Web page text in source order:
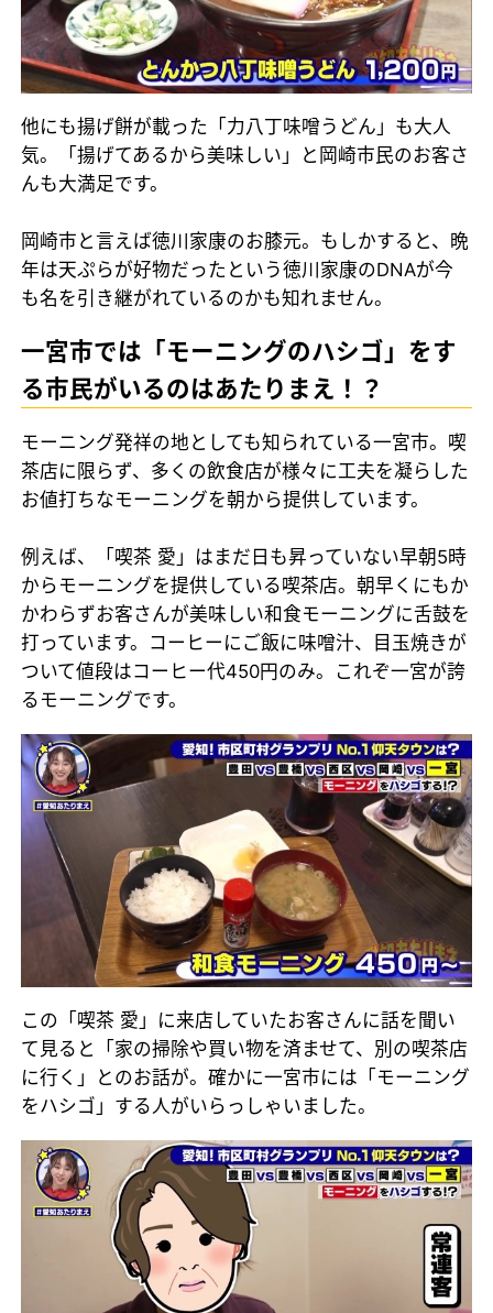
他にも揚げ餅が載った「力八丁味噌うどん」も大人
気。「揚げてあるから美味しい」と岡崎市民のお客さ
んも大満足です。
岡崎市と言えば徳川家康のお膝元。もしかすると、晩
年は天ぷらが好物だったという徳川家康のDNAが今
も名を引き継がれているのかも知れません。
一宮市では「モーニングのハシゴ」をす
る市民がいるのはあたりまえ！？
モーニング発祥の地としても知られている一宮市。喫
茶店に限らず、多くの飲食店が様々に工夫を凝らした
お値打ちなモーニングを朝から提供しています。
例えば、「喫茶 愛」はまだ日も昇っていない早朝5時
からモーニングを提供している喫茶店。朝早くにもか
かわらずお客さんが美味しい和食モーニングに舌鼓を
打っています。コーヒーにご飯に味噌汁、目玉焼きが
ついて値段はコーヒー代450円のみ。これぞ一宮が誇
るモーニングです。
この「喫茶 愛」に来店していたお客さんに話を聞い
て見ると「家の掃除や買い物を済ませて、別の喫茶店
に行く」とのお話が。確かに一宮市には「モーニング
をハシゴ」する人がいらっしゃいました。